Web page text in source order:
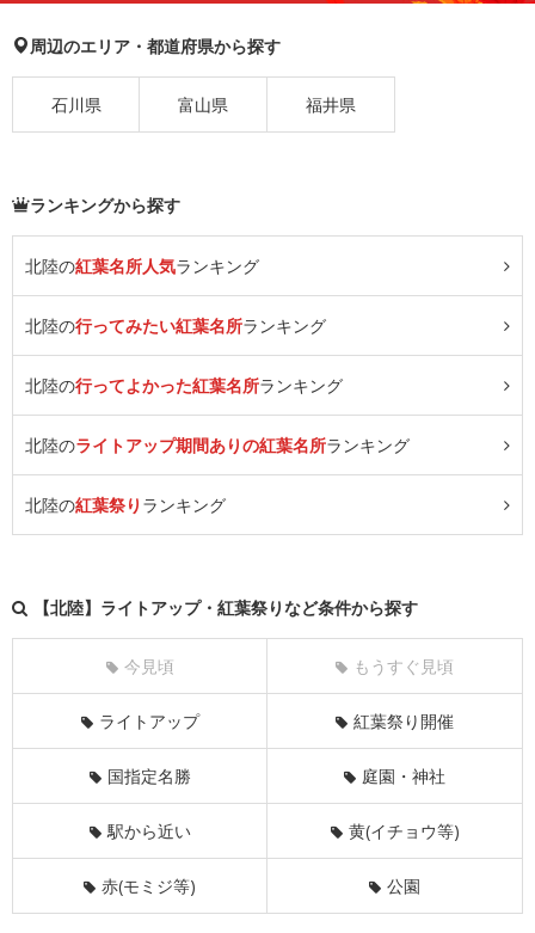
周辺のエリア・都道府県から探す
石川県 富山県 福井県
ランキングから探す
北陸の紅葉名所人気ランキング
北陸の行ってみたい紅葉名所ランキング
北陸の行ってよかった紅葉名所ランキング
北陸のライトアップ期間ありの紅葉名所ランキング
北陸の紅葉祭り ランキング
【北陸】ライトアップ・紅葉祭りなど条件から探す
今見頃 もうすぐ見頃
ライトアップ 紅葉祭り開催
国指定名勝 庭園・神社
駅から近い 黄(イチョウ等)
赤(モミジ等) 公園